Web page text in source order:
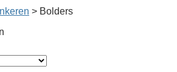
> Bolders